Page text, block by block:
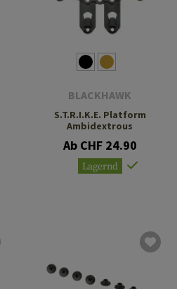
BLACKHAWK
S.T.R.I.K.E. Platform
Ambidextrous
Ab CHF 24.90
Lagernd